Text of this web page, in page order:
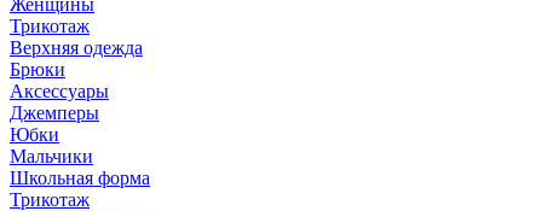
Женщины
Трикотаж
Верхняя одежда
Брюки
Аксессуары
Джемперы
Юбки
Мальчики
Школьная форма
Трикотаж